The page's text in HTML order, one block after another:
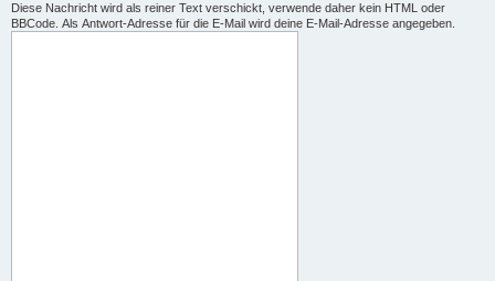
Diese Nachricht wird als reiner Text verschickt, verwende daher kein HTML oder
BBCode. Als Antwort-Adresse für die E-Mail wird deine E-Mail-Adresse angegeben.